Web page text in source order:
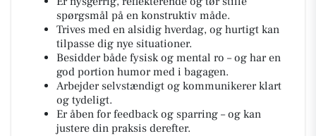
spørgsmål på en konstruktiv måde.
Trives med en alsidig hverdag, og hurtigt kan
tilpasse dig nye situationer.
Besidder både fysisk og mental ro – og har en
god portion humor med i bagagen.
Arbejder selvstændigt og kommunikerer klart
og tydeligt.
Er åben for feedback og sparring – og kan
justere din praksis derefter.